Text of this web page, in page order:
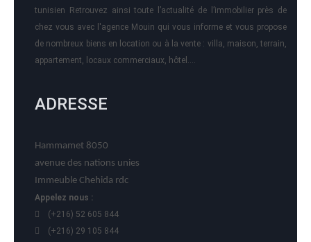
tunisien Retrouvez ainsi toute l’actualité de l’immobilier près de
chez vous avec l'agence Mouin qui vous informe et vous propose
de nombreux biens en location ou à la vente : villa, maison, terrain,
appartement, locaux commerciaux, hôtel….
ADRESSE
Hammamet 8050
avenue des nations unies
Immeuble Chehida rdc
Appelez nous :
(+216) 52 605 844
(+216) 29 105 844